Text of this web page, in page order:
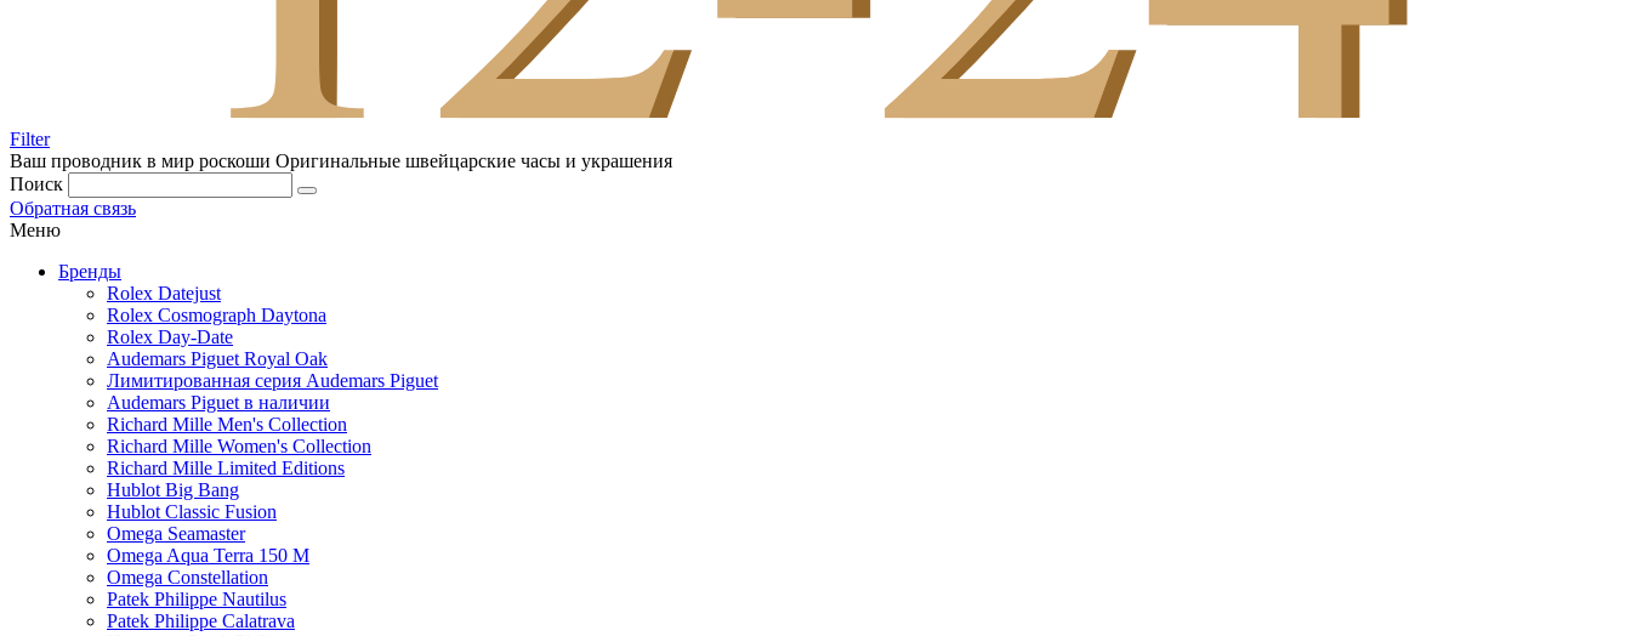
Filter
Ваш проводник в мир роскоши Оригинальные швейцарские часы и украшения
Поиск
Обратная связь
Меню
Бренды
Rolex Datejust
Rolex Cosmograph Daytona
Rolex Day-Date
Audemars Piguet Royal Oak
Лимитированная серия Audemars Piguet
Audemars Piguet в наличии
Richard Mille Men's Collection
Richard Mille Women's Collection
Richard Mille Limited Editions
Hublot Big Bang
Hublot Classic Fusion
Omega Seamaster
Omega Aqua Terra 150 M
Omega Constellation
Patek Philippe Nautilus
Patek Philippe Calatrava